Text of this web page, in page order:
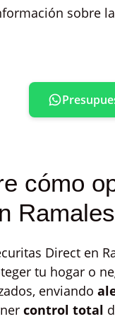
sobre
cómo
Direct en
tu hogar o
enviando
control total